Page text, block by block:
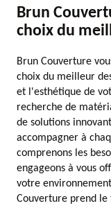
Brun
choix du
Brun Couverture
choix du meilleur
et l'esthétique de
recherche de
de solutions
accompagner à
comprenons les
engageons à vous
votre
Couverture prend le